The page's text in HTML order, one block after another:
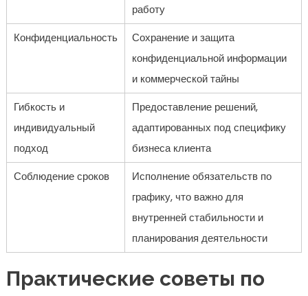
работу
Конфиденциальность
Сохранение и защита
конфиденциальной информации
и коммерческой тайны
Гибкость и
индивидуальный
подход
Предоставление решений,
адаптированных под специфику
бизнеса клиента
Соблюдение сроков
Исполнение обязательств по
графику, что важно для
внутренней стабильности и
планирования деятельности
Практические советы по